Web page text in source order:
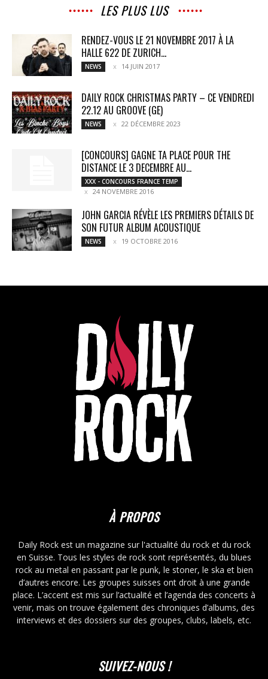
LES PLUS LUS
RENDEZ-VOUS LE 21 NOVEMBRE 2017 À LA
HALLE 622 DE ZURICH...
NEWS 14 JUIN 2017
DAILY ROCK CHRISTMAS PARTY – CE VENDREDI
22.12 AU GROOVE (GE)
NEWS 22 DÉCEMBRE 2023
[CONCOURS] GAGNE TA PLACE POUR THE
DISTANCE LE 3 DECEMBRE AU...
XXX - CONCOURS FRANCE TEMP
24 NOVEMBRE 2016
JOHN GARCIA RÉVÈLE LES PREMIERS DÉTAILS DE
SON FUTUR ALBUM ACOUSTIQUE
NEWS 19 OCTOBRE 2016
À PROPOS
Daily Rock est un magazine sur l'actualité du rock et du rock
en Suisse. Tous les styles de rock sont représentés, du blues
rock au metal en passant par le punk, le stoner, le ska et bien
d’autres encore. Les groupes suisses ont droit à une grande
place. L’accent est mis sur l’actualité et l’agenda des concerts à
venir, mais on trouve également des chroniques d’albums, des
interviews et des dossiers sur des groupes, clubs, labels, etc.
SUIVEZ-NOUS !